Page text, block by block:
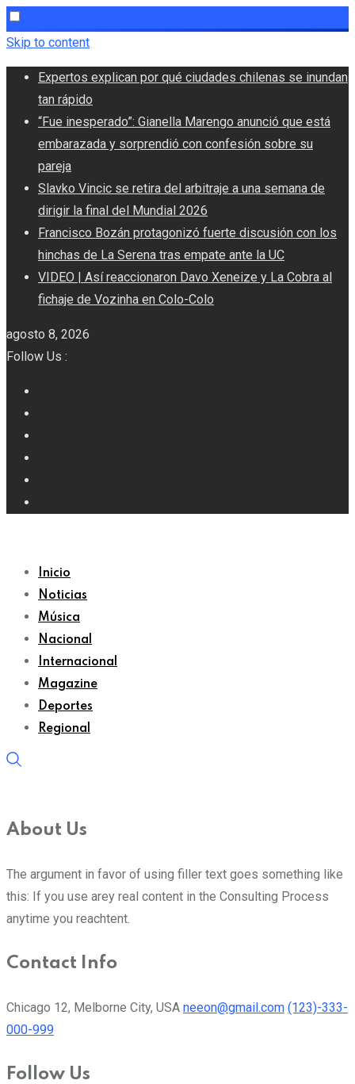
Skip to content
Expertos explican por qué ciudades chilenas se inundan
tan rápido
“Fue inesperado”: Gianella Marengo anunció que está
embarazada y sorprendió con confesión sobre su
pareja
Slavko Vincic se retira del arbitraje a una semana de
dirigir la final del Mundial 2026
Francisco Bozán protagonizó fuerte discusión con los
hinchas de La Serena tras empate ante la UC
VIDEO | Así reaccionaron Davo Xeneize y La Cobra al
fichaje de Vozinha en Colo-Colo
agosto 8, 2026
Follow Us :
Inicio
Noticias
Música
Nacional
Internacional
Magazine
Deportes
Regional
About Us
The argument in favor of using filler text goes something like
this: If you use arey real content in the Consulting Process
anytime you reachtent.
Contact Info
Chicago 12, Melborne City, USA neeon@gmail.com (123)-333-
000-999
Follow Us